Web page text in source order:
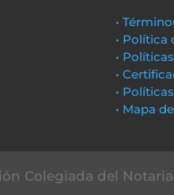
•
• Política
•
•
•
• Mapa
Colegiada del